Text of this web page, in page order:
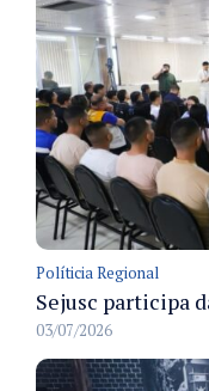
Políticia Regional
03/07/2026